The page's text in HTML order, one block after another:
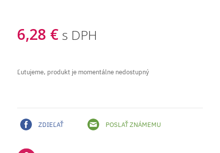
6,28 € s DPH
Ľutujeme, produkt je momentálne nedostupný
ZDIEĽAŤ POSLAŤ ZNÁMEMU